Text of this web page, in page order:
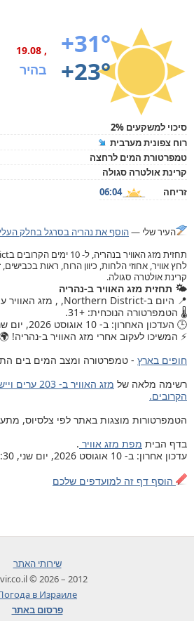
+31°
+23°
, 19.08
בהיר
סיכוי למשקעים 2%
רוח צפונית מערבית
טמפרטורת המים לרחצה
קרינת אולטרה סגולה
זריחה
06:04
העיר שלי —הוסף את נהריה בסרגל בחלק
לחץ אוויר, אחוזי הלחות, כיוון הרוח, ראות
קרינת אולטרה סגולה.
🌤️ תחזית מזג האוויר ב-נהריה
📍 היום ב-Northern District, , מזג האוויר עודכן.
🌡️ הטמפרטורה הנוכחית: +31.
🕒 העדכון האחרון: ב- 10 אוגוסט 2026, יום שני, 11:30.
⚡ המשיכו לעקוב אחרי מזג האוויר ב-נהריה! 🌍
חופים בארץ - טמפרטורה ומצב המים בים
רשימה מלאה של
הקרובים.
הטמפרטורות מוצגות באתר לפי צלסיוס, מתעדכנות
בדף הבית מפת מזג אוויר .
עדכון אחרון: ב- 10 אוגוסט 2026, יום שני, 11:30
הוסף דף זה למועדפים שלכם
שירותי האתר
2012 – 2026 © Mavir.co.il
в Израиле
פרסום באתר